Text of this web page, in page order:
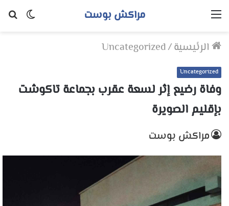
الوضع
مراكش بوست القائمة
الرئيسية/
Uncategorized
Uncategorized
وفاة رضيع إثر لسعة عقرب بجماعة تاكوشت
بإقليم الصويرة
مراكش بوست